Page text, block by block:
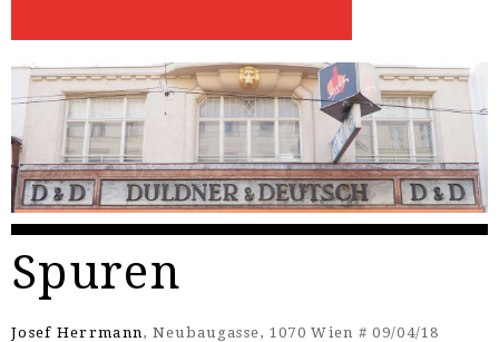
Spuren
Josef Herrmann , Neubaugasse, 1070 Wien # 09/04/18